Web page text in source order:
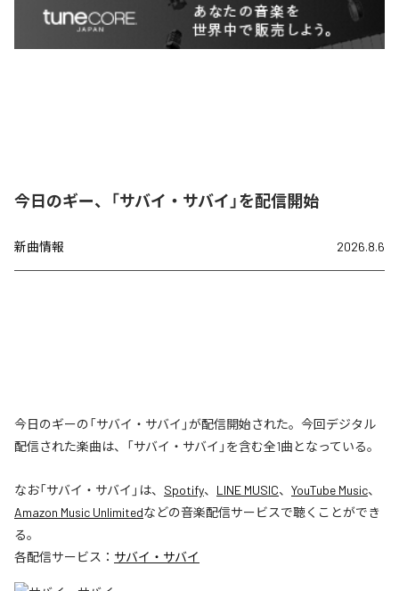
今日のギー、「サバイ・サバイ」を配信開始
新曲情報 2026.8.6
今日のギーの「サバイ・サバイ」が配信開始された。今回デジタル
配信された楽曲は、「サバイ・サバイ」を含む全1曲となっている。
なお「サバイ・サバイ 」は、 Spotify、 LINE MUSIC、 YouTube Music、
Amazon Music Unlimitedなどの音楽配信サービスで聴くことができ
る。
各配信サービス： サバイ・サバイ